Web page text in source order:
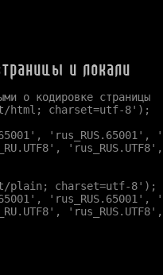
и локали
о кодировке страницы
html; charset=utf-8');
plain; charset=utf-8');